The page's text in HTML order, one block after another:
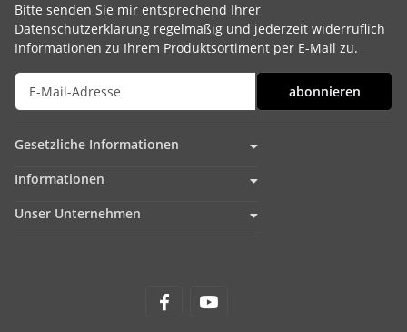
Bitte senden Sie mir entsprechend Ihrer
Datenschutzerklärung regelmäßig und jederzeit widerruflich
Informationen zu Ihrem Produktsortiment per E-Mail zu.
abonnieren
Gesetzliche Informationen
Informationen
Unser Unternehmen